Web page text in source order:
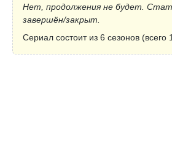
Нет, продолжения не будет.
завершён/закрыт.
Сериал состоит из 6 сезонов (всего